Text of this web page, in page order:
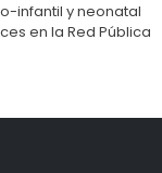
infantil y neonatal
en la Red Pública